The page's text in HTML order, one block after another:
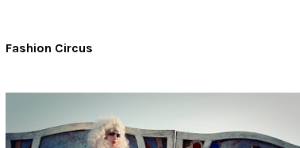
Fashion Circus